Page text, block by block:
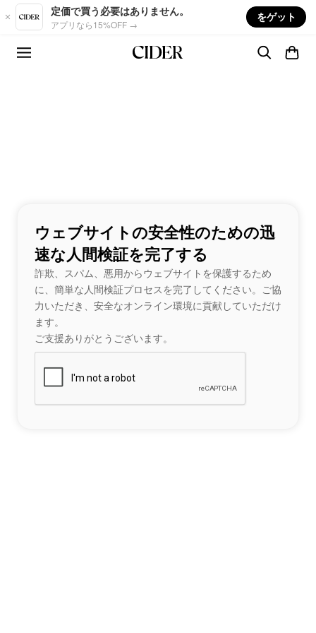
Skip to main content
定価で買う必要はありません。
アプリなら15%OFF →
をゲット
ウェブサイトの安全性のための迅
速な人間検証を完了する
詐欺、スパム、悪用からウェブサイトを保護するため
に、簡単な人間検証プロセスを完了してください。ご協
力いただき、安全なオンライン環境に貢献していただけ
ます。
ご支援ありがとうございます。